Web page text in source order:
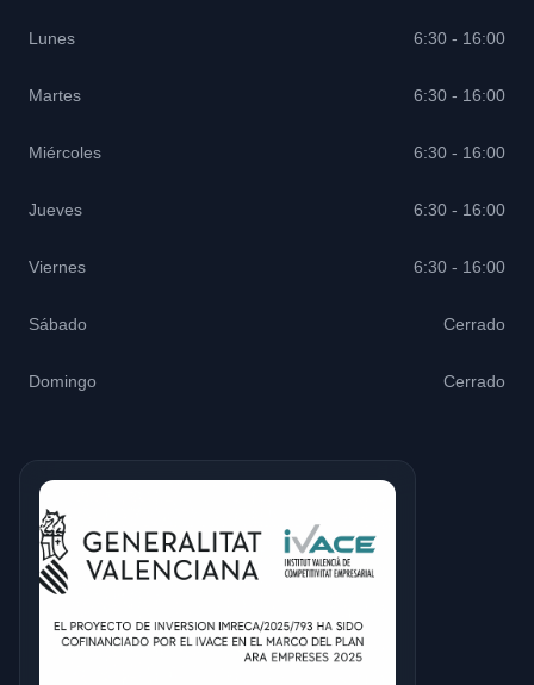
Lunes 6:30 - 16:00
Martes 6:30 - 16:00
Miércoles 6:30 - 16:00
Jueves 6:30 - 16:00
Viernes 6:30 - 16:00
Sábado Cerrado
Domingo Cerrado